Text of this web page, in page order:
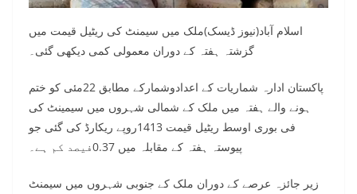
اسلام آباد(نیوز ڈیسک)ملک میں سیمنٹ کی ریٹیل قیمت میں
گزشتہ ہفتہ کے دوران معمولی کمی دیکھی گئی۔
پاکستان ادارہ شماریات کے اعدادوشمارکے مطابق 22مئی کو ختم
ہونے والے ہفتہ میں ملک کے شمالی شہروں میں سیمینٹ کی
فی بوری اوسط ریٹیل قیمت 1413روپے ریکارڈ کی گئی جو
پیوستہ ہفتہ کے مقابلہ میں 0.37فیصد کم ہے۔
زیر جائزہ عرصے کے دوران ملک کے جنوبی شہروں میں سیمنٹ